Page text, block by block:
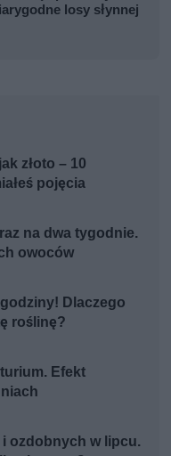
losy słynnej
złoto – 10
pojęcia
na dwa tygodnie.
owoców
Dlaczego
roślinę?
Efekt
ozdobnych w lipcu.